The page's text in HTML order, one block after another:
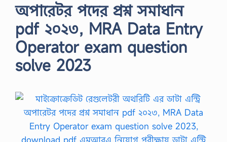
অপারেটর পদের প্রশ্ন সমাধান
pdf ২০২৩, MRA Data Entry
Operator exam question
solve 2023